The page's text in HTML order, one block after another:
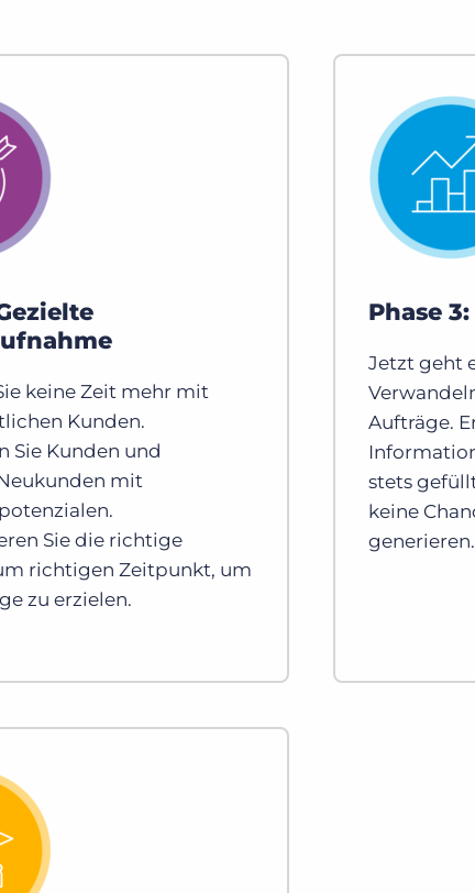
keine Zeit mehr mit
Kunden.
Sie Kunden und
mit
Sie die richtige
richtigen Zeitpunkt, um
zu erzielen.
Phase
Jetzt geht
Aufträge.
stets
keine
generieren.